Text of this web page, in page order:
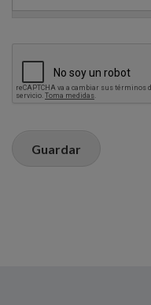
Guardar